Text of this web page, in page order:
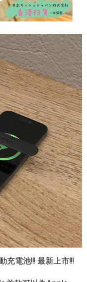
充電池!!! 最新上市!!!